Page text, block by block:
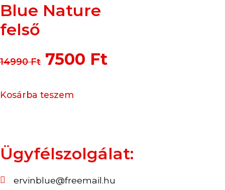
Blue Nature
felső
14990Ft 7500 Ft
Kosárba teszem
Ügyfélszolgálat:
ervinblue@freemail.hu